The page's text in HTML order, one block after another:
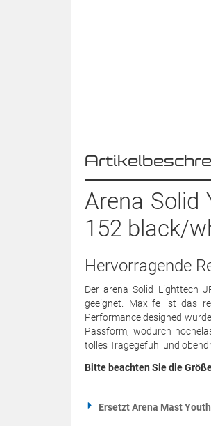
Arena Solid
152 black/
Hervorragende
Der arena Solid Lighttech
geeignet. Maxlife ist das
Performance designed
Passform, wodurch
tolles Tragegefühl und
Bitte beachten Sie die
Ersetzt Arena Mast